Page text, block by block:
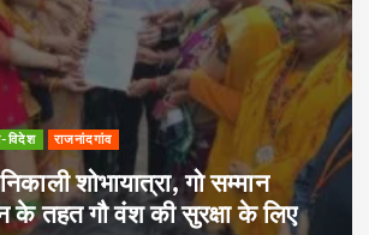
विदेश राजनांदगांव
शोभायात्रा, गो सम्मान
के तहत गौ वंश की सुरक्षा के लिए